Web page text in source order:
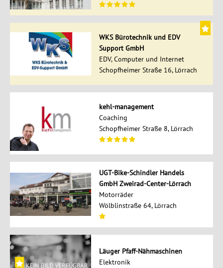
WKS Bürotechnik und EDV
Support GmbH
EDV, Computer und Internet
Schopfheimer Straße 16, Lörrach
kehl-management
Coaching
Schopfheimer Straße 8, Lörrach
UGT-Bike-Schindler Handels
GmbH Zweirad-Center-Lörrach
Motorräder
Wölblinstraße 64, Lörrach
Läuger Pfaff-Nähmaschinen
Elektronik